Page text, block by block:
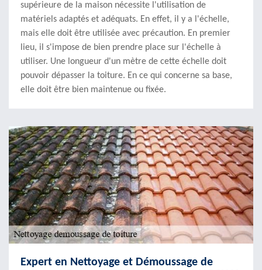
supérieure de la maison nécessite l'utilisation de
matériels adaptés et adéquats. En effet, il y a l'échelle,
mais elle doit être utilisée avec précaution. En premier
lieu, il s'impose de bien prendre place sur l'échelle à
utiliser. Une longueur d'un mètre de cette échelle doit
pouvoir dépasser la toiture. En ce qui concerne sa base,
elle doit être bien maintenue ou fixée.
Expert en Nettoyage et Démoussage de